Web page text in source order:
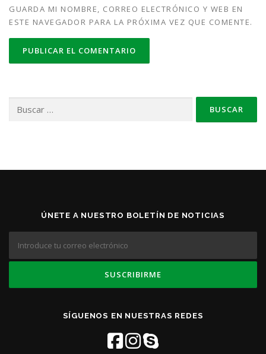
GUARDA MI NOMBRE, CORREO ELECTRÓNICO Y WEB EN
ESTE NAVEGADOR PARA LA PRÓXIMA VEZ QUE COMENTE.
ÚNETE A NUESTRO BOLETÍN DE NOTICIAS
SÍGUENOS EN NUESTRAS REDES